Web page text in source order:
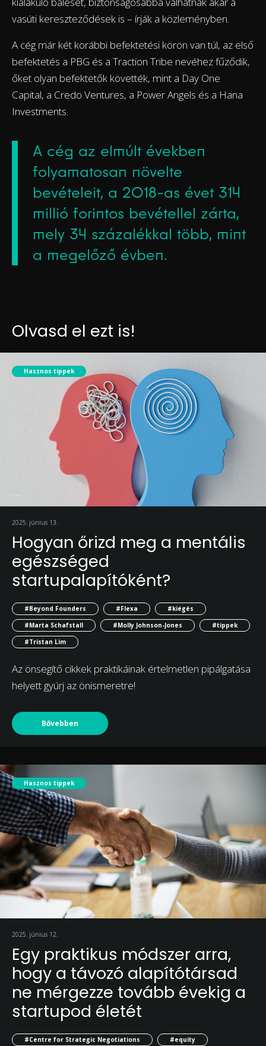
vasúti kereszteződések is – írják a közleményben.
A cég már két korábbi befektetési körön van túl, az első
befektetés a PBG és a Traction Tribe nevéhez fűződik,
őket olyan befektetők követték, mint a Day One
Capital, a Credo Ventures, a Power Angels és a Hana
Investments.
A cég az elmúlt években
folyamatosan növelte
bevételeit, a 2018-as évet 314
millió forintos bevétellel zárta,
mely 34 százalékkal több, mint
a megelőző évben.
Olvasd el ezt is!
Hasznos tippek
2025. június 13.
Hogyan őrizd meg a mentális
egészséged
startupalapítóként?
#Beyond Founders #Flexa
#kiégés
#Marta Schafstall
#Molly Johnson-Jones
#tippek
#Tristan Lim
Az önsegítő cikkek praktikáinak értelmetlen pipálgatása
helyett gyúrj az önismeretre!
Bővebben
Hasznos tippek
2025. június 12.
Egy praktikus módszer arra,
hogy a távozó alapítótársad
ne mérgezze tovább évekig a
startupod életét
#Centre for Strategic Negotiations
#equity